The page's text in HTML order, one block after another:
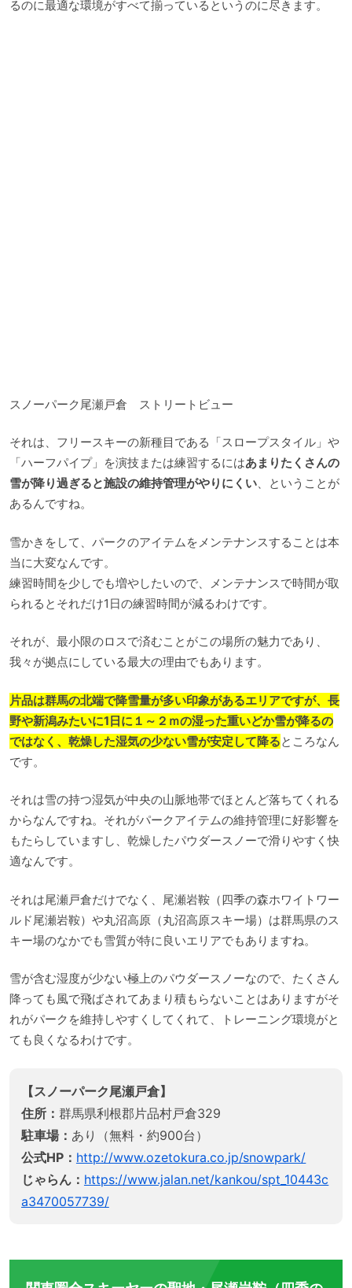
るのに最適な環境がすべて揃っているというのに尽きます。
スノーパーク尾瀬戸倉 ストリートビュー
それは、フリースキーの新種目である「スロープスタイル」や
「ハーフパイプ」を演技または練習するにはあまりたくさんの
雪が降り過ぎると施設の維持管理がやりにくい、ということが
あるんですね。
雪かきをして、パークのアイテムをメンテナンスすることは本
当に大変なんです。
練習時間を少しでも増やしたいので、メンテナンスで時間が取
られるとそれだけ1日の練習時間が減るわけです。
それが、最小限のロスで済むことがこの場所の魅力であり、
我々が拠点にしている最大の理由でもあります。
片品は群馬の北端で降雪量が多い印象があるエリアですが、長
野や新潟みたいに1日に１～２ｍの湿った重いどか雪が降るの
ではなく、乾燥した湿気の少ない雪が安定して降るところなん
です。
それは雪の持つ湿気が中央の山脈地帯でほとんど落ちてくれる
からなんですね。それがパークアイテムの維持管理に好影響を
もたらしていますし、乾燥したパウダースノーで滑りやすく快
適なんです。
それは尾瀬戸倉だけでなく、尾瀬岩鞍（四季の森ホワイトワー
ルド尾瀬岩鞍）や丸沼高原（丸沼高原スキー場）は群馬県のス
キー場のなかでも雪質が特に良いエリアでもありますね。
雪が含む湿度が少ない極上のパウダースノーなので、たくさん
降っても風で飛ばされてあまり積もらないことはありますがそ
れがパークを維持しやすくしてくれて、トレーニング環境がと
ても良くなるわけです。
【スノーパーク尾瀬戸倉】
住所： 群馬県利根郡片品村戸倉329
駐車場： あり（無料・約900台）
公式HP： http://www.ozetokura.co.jp/snowpark/
じゃらん： https://www.jalan.net/kankou/spt_10443c
a3470057739/